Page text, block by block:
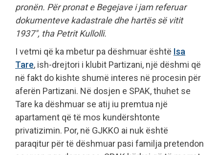
pronën. Për pronat e Begejave i jam referuar
dokumenteve kadastrale dhe hartës së vitit
1937", tha Petrit Kullolli.
I vetmi që ka mbetur pa dëshmuar është Isa
Tare, ish-drejtori i klubit Partizani, një dëshmi që
në fakt do kishte shumë interes në procesin për
aferën Partizani. Në dosjen e SPAK, thuhet se
Tare ka dëshmuar se atij iu premtua një
apartament që të mos kundërshtonte
privatizimin. Por, në GJKKO ai nuk është
paraqitur për të dëshmuar pasi familja pretendon